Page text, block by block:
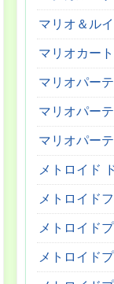
マリオ＆ル
マリオカー
マリオパー
マリオパー
マリオパー
メトロイド
メトロイド
メトロイド
メトロイド